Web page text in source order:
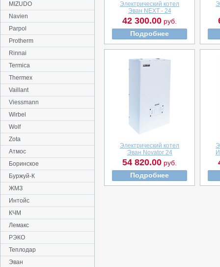
Электрический котел
Эван NEXT - 24
42 300.00 руб.
Подробнее
Электрический котел
Эван Novator 24
54 820.00 руб.
Подробнее
MIZUDO
Navien
Parpol
Protherm
Rinnai
Termica
Thermex
Vaillant
Viessmann
Wirbel
Wolf
Zota
Атмос
Боринское
Буржуй-К
ЖМЗ
Интойс
КЧМ
Лемакс
РЭКО
Теплодар
Эван